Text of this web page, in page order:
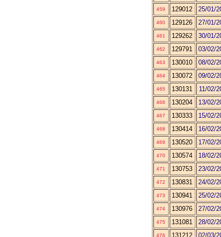
459 129012 25/01/
460 129126 27/01/
461 129262 30/01/
462 129791 03/02/
463 130010 08/02/
464 130072 09/02/
465 130131 11/02/
466 130204 13/02/
467 130333 15/02/
468 130414 16/02/
469 130520 17/02/
470 130574 18/02/
471 130753 23/02/
472 130831 24/02/
473 130941 25/02/
474 130976 27/02/
475 131081 28/02/
476 131212 02/03/